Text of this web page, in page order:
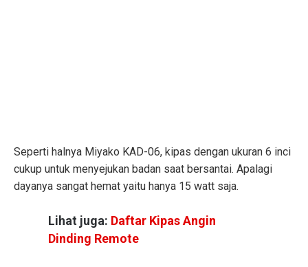
Seperti halnya Miyako KAD-06, kipas dengan ukuran 6 inci
cukup untuk menyejukan badan saat bersantai. Apalagi
dayanya sangat hemat yaitu hanya 15 watt saja.
Lihat juga: Daftar Kipas Angin
Dinding Remote